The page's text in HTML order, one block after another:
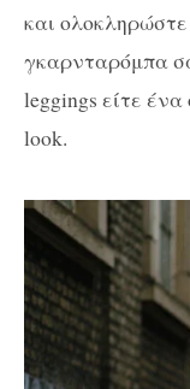
και ολοκληρώστε
γκαρνταρόμπα
leggings είτε
look.